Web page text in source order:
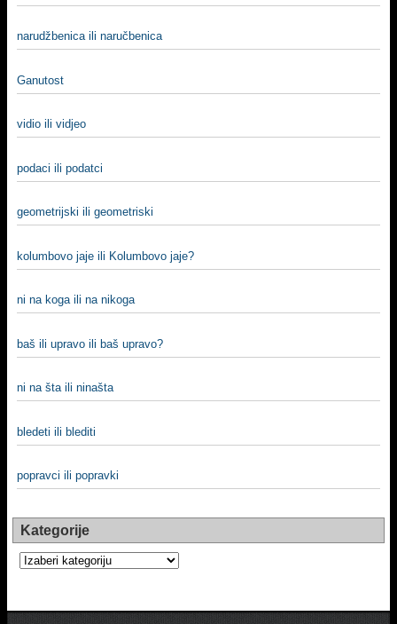
narudžbenica ili naručbenica
Ganutost
vidio ili vidjeo
podaci ili podatci
geometrijski ili geometriski
kolumbovo jaje ili Kolumbovo jaje?
ni na koga ili na nikoga
baš ili upravo ili baš upravo?
ni na šta ili ninašta
bledeti ili blediti
popravci ili popravki
Kategorije
Kategorije